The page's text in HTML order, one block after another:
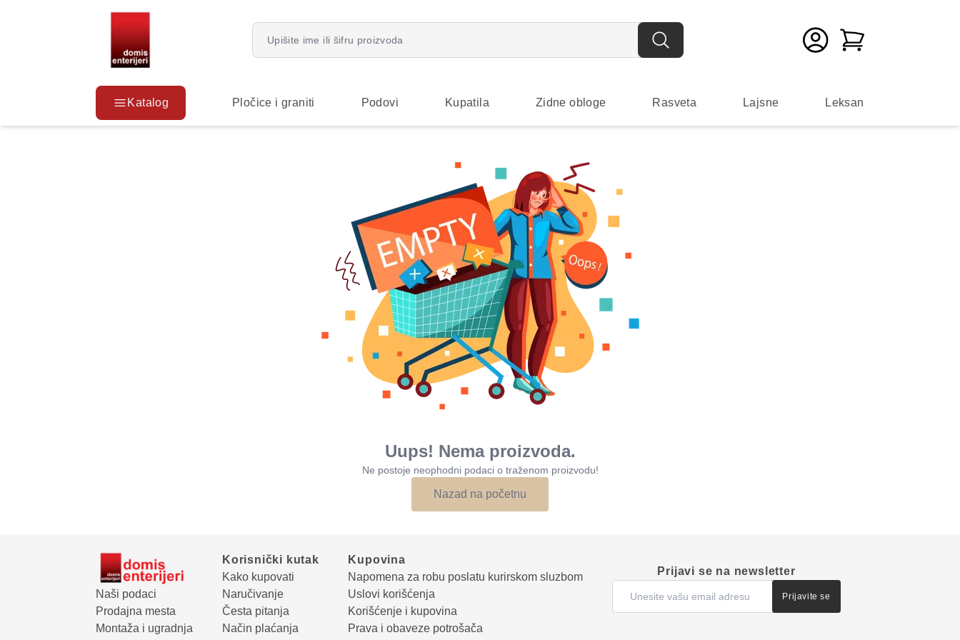
Katalog Pločice i graniti Podovi Kupatila Zidne obloge Rasveta Lajsne Leksan
Uups! Nema proizvoda.
Ne postoje neophodni podaci o traženom proizvodu!
Nazad na početnu
Naši podaci
Prodajna mesta
Montaža i ugradnja
Korisnički kutak
Kako kupovati
Naručivanje
Česta pitanja
Način plaćanja
Kupovina
Napomena za robu poslatu kurirskom sluzbom
Uslovi korišćenja
Korišćenje i kupovina
Prava i obaveze potrošača
Prijavi se na newsletter
Prijavite se